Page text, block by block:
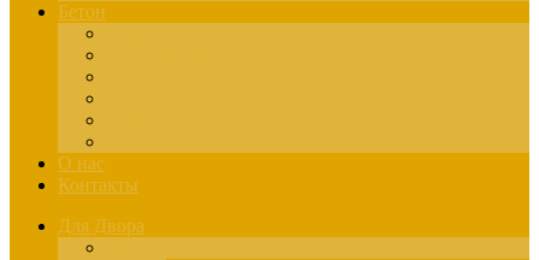
Бетон
О нас
Контакты
Для Двора